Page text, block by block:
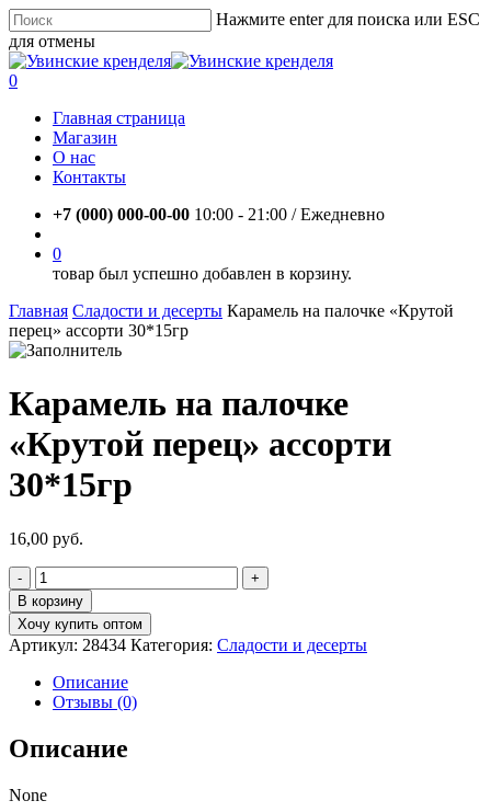
Skip
to
main
content
Нажмите enter для поиска или ESC
для отмены
Close
Search
account
0
Главная страница
Магазин
О нас
Контакты
+7 (000) 000-00-00 10:00 - 21:00 / Eжедневно
0
товар был успешно добавлен в корзину.
Главная Сладости и десерты Карамель на палочке «Крутой
перец» ассорти 30*15гр
Карамель на палочке
«Крутой перец» ассорти
30*15гр
16,00 руб.
Количество
товара
Карамель
на
палочке
"Крутой
перец"
ассорти
В корзину
Хочу купить оптом
Артикул: 28434 Категория: Сладости и десерты
Описание
Отзывы (0)
Описание
None